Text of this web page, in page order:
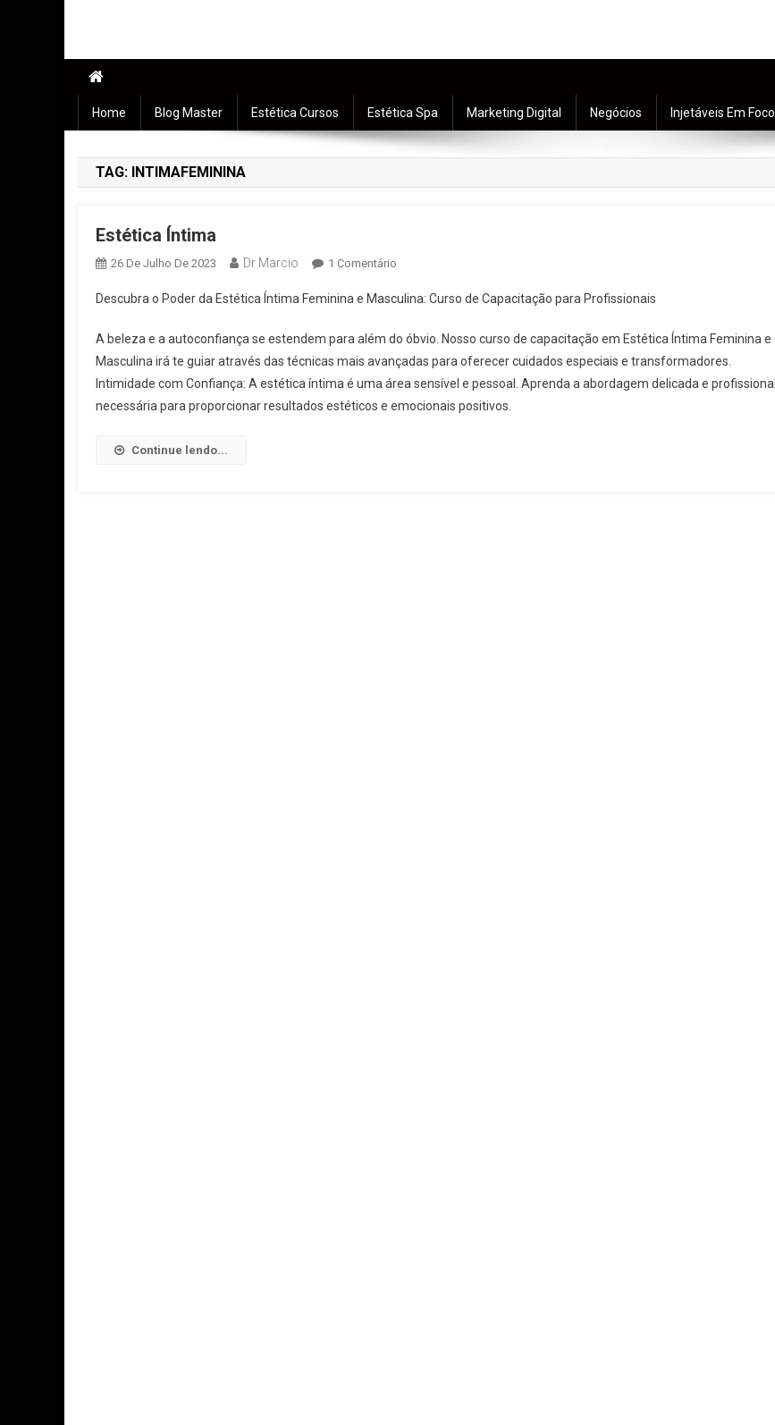
Home Blog Master Estética Cursos Estética Spa Marketing Digital Negócios Injetáveis Em Foco
TAG: INTIMAFEMININA
Estética Íntima
26 De Julho De 2023 Dr Marcio 1 Comentário
Descubra o Poder da Estética Íntima Feminina e Masculina: Curso de Capacitação para Profissionais
A beleza e a autoconfiança se estendem para além do óbvio. Nosso curso de capacitação em Estética Íntima Feminina e
Masculina irá te guiar através das técnicas mais avançadas para oferecer cuidados especiais e transformadores.
Intimidade com Confiança: A estética íntima é uma área sensível e pessoal. Aprenda a abordagem delicada e profissional
necessária para proporcionar resultados estéticos e emocionais positivos.
Continue lendo...